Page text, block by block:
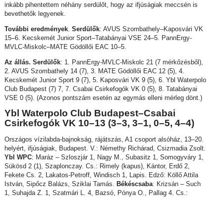
inkább pihentettem néhány serdülőt, hogy az ifjúságiak meccsén is
bevethetők legyenek.
További eredmények. Serdülők: AVUS Szombathely–Kaposvári VK
15–6. Kecskemét Junior Sport–Tatabányai VSE 24–5. PannErgy-
MVLC-Miskolc–MATE Gödöllői EAC 10–5.
Az állás. Serdülők: 1. PannErgy-MVLC-Miskolc 21 (7 mérkőzésből),
2. AVUS Szombathely 14 (7), 3. MATE Gödöllői EAC 12 (5), 4.
Kecskemét Junior Sport 9 (7), 5. Kaposvári VK 9 (5), 6. Ybl Waterpolo
Club Budapest (7) 7, 7. Csabai Csirkefogók VK 0 (5), 8. Tatabányai
VSE 0 (5). (Azonos pontszám esetén az egymás elleni mérleg dönt.)
Ybl Waterpolo Club Budapest–Csabai
Csirkefogók VK 10–13 (3–3, 3–1, 0–5, 4–4)
Országos vízilabda-bajnokság, rájátszás, A1 csoport alsóház, 13–20.
helyért, ifjúságiak, Budapest. V.: Némethy Richárad, Csizmadia Zsolt.
Ybl WPC: Maráz – Szloszjár 1, Nagy M., Subasitz 1, Somogyváry 1,
Sükösd 2 (1), Szaplonczay. Cs.: Rimely (kapus), Kántor, Erdő 2,
Fekete Cs. 2, Lakatos-Petroff, Windisch 1, Lapis. Edző: Köllő Attila
István, Sipőcz Balázs, Sziklai Tamás. Békéscsaba: Krizsán – Such
1, Suhajda Z. 1, Szatmári L. 4, Bazsó, Pónya O., Pallag 4. Cs.: